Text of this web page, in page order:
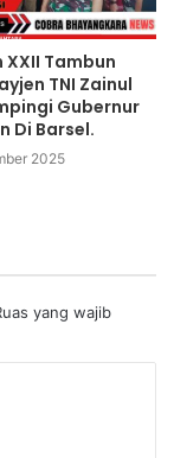
Tambun
TNI Zainul
Gubernur
Di Barsel.
2025
yang wajib